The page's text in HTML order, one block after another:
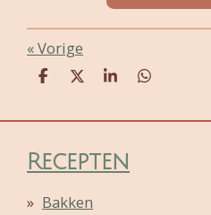
«Vorige
D
e
D
l
S
r
D
e
Recepten
Bakken